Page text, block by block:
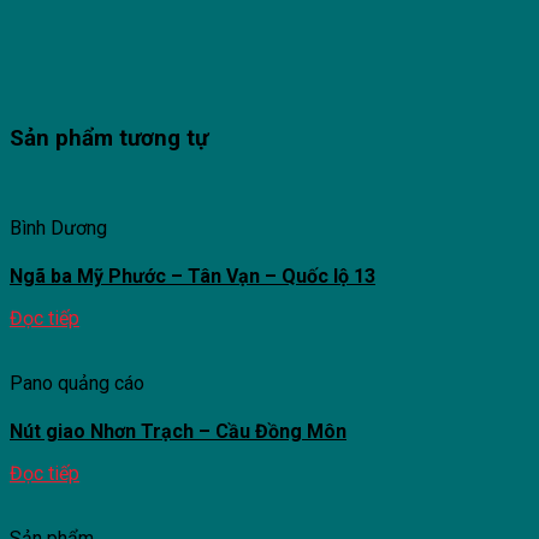
Sản phẩm tương tự
Bình Dương
Ngã ba Mỹ Phước – Tân Vạn – Quốc lộ 13
Đọc tiếp
Pano quảng cáo
Nút giao Nhơn Trạch – Cầu Đồng Môn
Đọc tiếp